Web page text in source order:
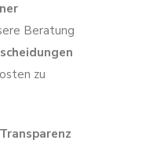
Beratung
zu